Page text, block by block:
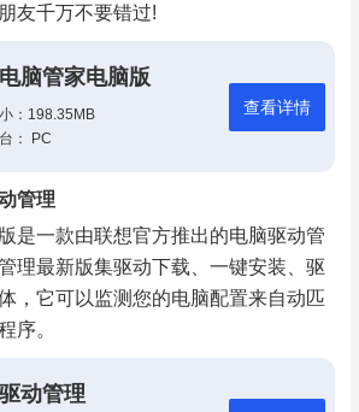
友千万不要错过!
脑管家电脑版
：198.35MB
： PC
查看详情
管理
是一款由联想官方推出的电脑驱动管
理最新版集驱动下载、一键安装、驱
，它可以监测您的电脑配置来自动匹
序。
动管理